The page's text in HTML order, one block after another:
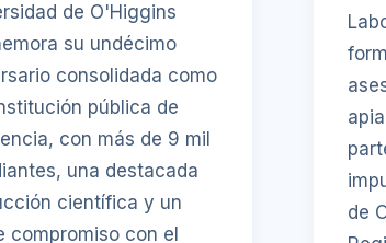
de O'Higgins
su undécimo
consolidada como
pública de
con más de 9 mil
una destacada
científica y un
compromiso con el
de